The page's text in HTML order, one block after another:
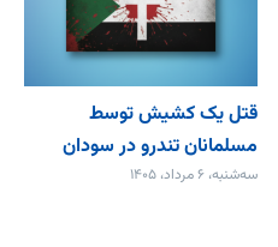
قتل یک کشیش توسط
مسلمانان تندرو در سودان
سه‌شنبه، ۶ مرداد، ۱۴۰۵